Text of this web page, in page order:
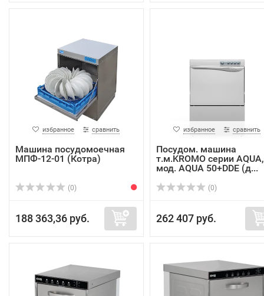
избранное сравнить
Машина посудомоечная
МПФ-12-01 (Котра)
(0)
188 363,36 руб.
избранное сравнить
Посудом. машина
т.м.KROMO серии AQUA,
мод. AQUA 50+DDE (д...
(0)
262 407 руб.